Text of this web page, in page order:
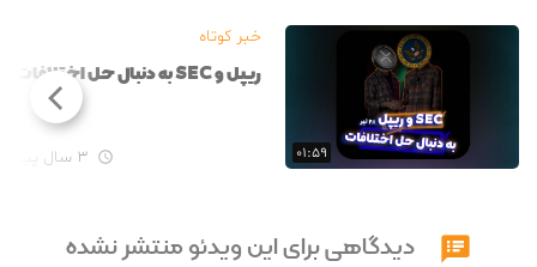
۰۱:۵۹
خبر کوتاه
ریپل و SEC به دنبال حل اختلافات
۳ سال پیش 
 دیدگاهی برای این ویدئو منتشر نشده